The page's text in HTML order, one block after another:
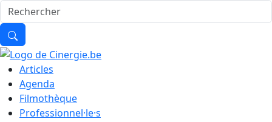
Articles
Agenda
Filmothèque
Professionnel·le·s